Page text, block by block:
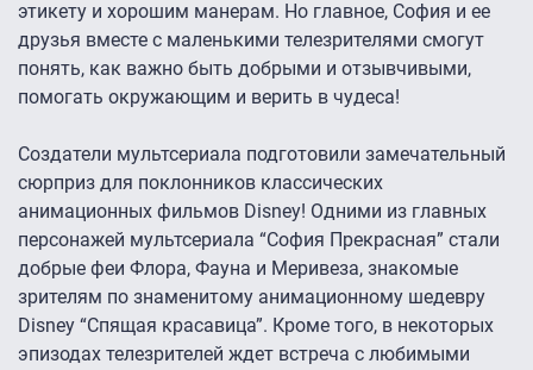
этикету и хорошим манерам. Но главное, София и ее
друзья вместе с маленькими телезрителями смогут
понять, как важно быть добрыми и отзывчивыми,
помогать окружающим и верить в чудеса!
Создатели мультсериала подготовили замечательный
сюрприз для поклонников классических
анимационных фильмов Disney! Одними из главных
персонажей мультсериала “София Прекрасная” стали
добрые феи Флора, Фауна и Меривеза, знакомые
зрителям по знаменитому анимационному шедевру
Disney “Спящая красавица”. Кроме того, в некоторых
эпизодах телезрителей ждет встреча с любимыми